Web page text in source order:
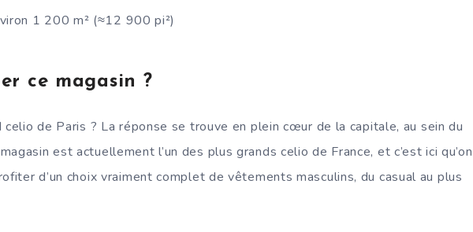
1 200 m² (≈12 900 pi²)
ce magasin ?
de Paris ? La réponse se trouve en plein cœur de la capitale, au sein du
est actuellement l’un des plus grands celio de France, et c’est ici qu’on
d’un choix vraiment complet de vêtements masculins, du casual au plus